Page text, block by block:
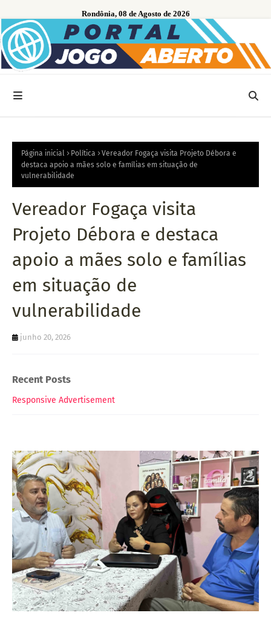
Rondônia, 08 de Agosto de 2026
Página inicial Política
Vereador Fogaça visita Projeto Débora e
destaca apoio a mães solo e famílias em situação de
vulnerabilidade
Vereador Fogaça visita
Projeto Débora e destaca
apoio a mães solo e famílias
em situação de
vulnerabilidade
junho 20, 2026
Recent Posts
Responsive Advertisement